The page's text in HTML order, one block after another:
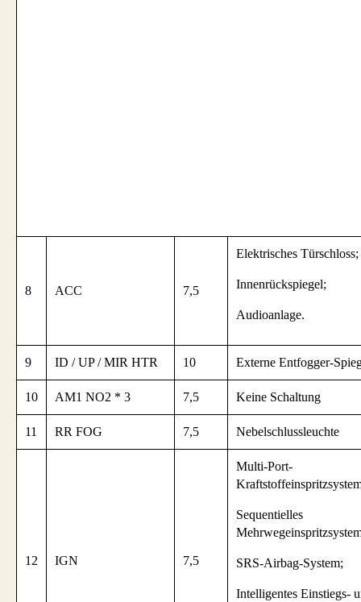
8 ACC 7,5
Elektrisches Türschloss;
Innenrückspiegel;
Audioanlage.
9 ID / UP / MIR HTR 10 Externe Entfogger-
10 AM1 NO2 * 3 7,5 Keine Schaltung
11 RR FOG 7,5 Nebelschlussleuchte
12 IGN 7,5
Multi-Port-
Sequentielles
SRS-Airbag-System;
Intelligentes Einstiegs-